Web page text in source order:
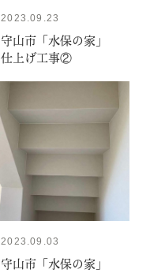
2023.09.23
守山市「水保の家」
仕上げ工事②
2023.09.03
守山市「水保の家」